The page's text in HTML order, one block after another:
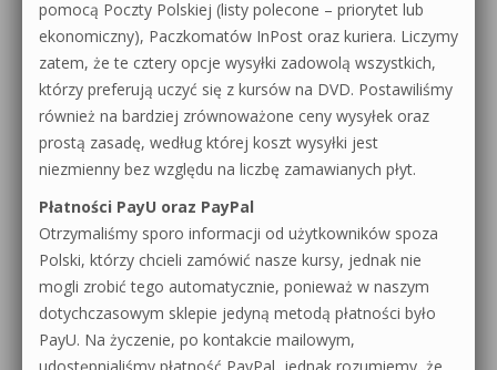
pomocą Poczty Polskiej (listy polecone – priorytet lub
ekonomiczny), Paczkomatów InPost oraz kuriera. Liczymy
zatem, że te cztery opcje wysyłki zadowolą wszystkich,
którzy preferują uczyć się z kursów na DVD. Postawiliśmy
również na bardziej zrównoważone ceny wysyłek oraz
prostą zasadę, według której koszt wysyłki jest
niezmienny bez względu na liczbę zamawianych płyt.
Płatności PayU oraz PayPal
Otrzymaliśmy sporo informacji od użytkowników spoza
Polski, którzy chcieli zamówić nasze kursy, jednak nie
mogli zrobić tego automatycznie, ponieważ w naszym
dotychczasowym sklepie jedyną metodą płatności było
PayU. Na życzenie, po kontakcie mailowym,